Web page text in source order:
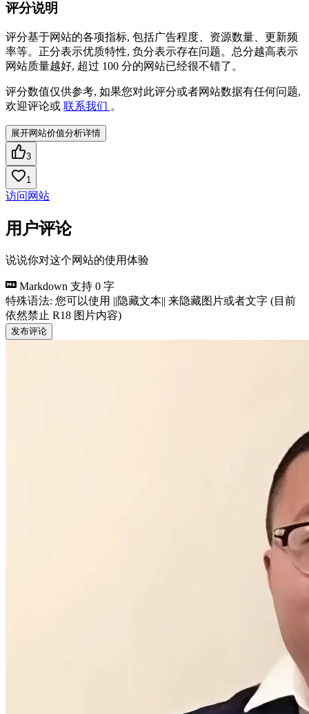
评分说明
评分基于网站的各项指标, 包括广告程度、资源数量、更新频
率等。正分表示优质特性, 负分表示存在问题。总分越高表示
网站质量越好, 超过 100 分的网站已经很不错了。
评分数值仅供参考, 如果您对此评分或者网站数据有任何问题,
欢迎评论或 联系我们 。
展开网站价值分析详情
3
1
访问网站
用户评论
说说你对这个网站的使用体验
Markdown 支持 0 字
特殊语法: 您可以使用 ||隐藏文本|| 来隐藏图片或者文字 (目前
依然禁止 R18 图片内容)
发布评论